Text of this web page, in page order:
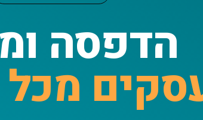
הדפסה
מכל